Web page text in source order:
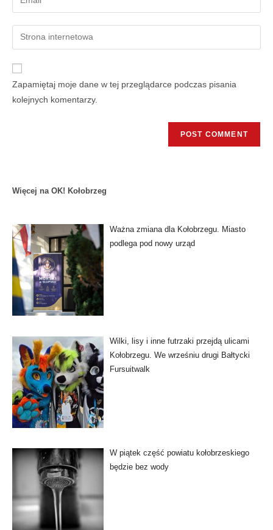
Zapamiętaj moje dane w tej przeglądarce podczas pisania
kolejnych komentarzy.
Więcej na OK! Kołobrzeg
Ważna zmiana dla Kołobrzegu. Miasto
podlega pod nowy urząd
Wilki, lisy i inne futrzaki przejdą ulicami
Kołobrzegu. We wrześniu drugi Bałtycki
Fursuitwalk
W piątek część powiatu kołobrzeskiego
będzie bez wody